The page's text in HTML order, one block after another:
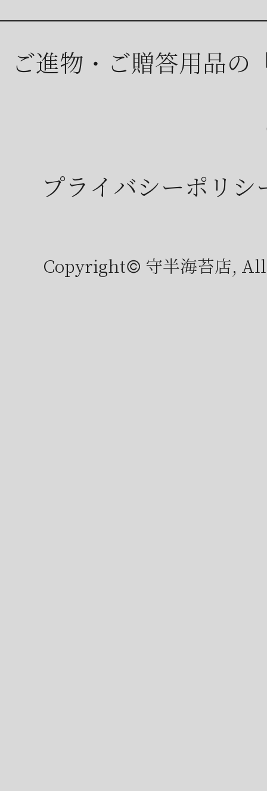
ご進物・ご贈答用品の
プライバシーポリシ
Copyright© 守半海苔店,